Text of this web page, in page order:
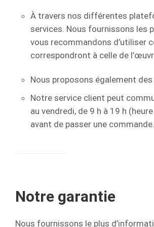
À travers nos différentes
services. Nous fournissons les
vous recommandons d’utiliser
correspondront à celle de
Nous proposons également
Notre service client peut
au vendredi, de 9 h à 19 h
avant de passer une commande.
Notre garantie
Nous fournissons le plus